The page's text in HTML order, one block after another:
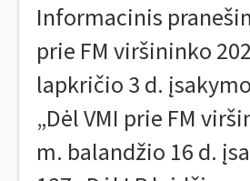
Informacinis
prie FM viršininko
lapkričio 3 d.
„Dėl VMI prie FM
m. balandžio 16 d.